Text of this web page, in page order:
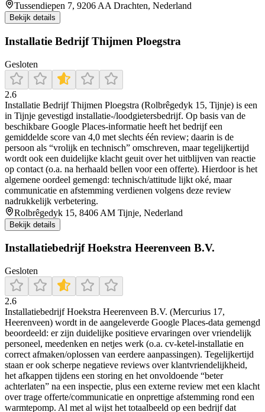
Tussendiepen 7, 9206 AA Drachten, Nederland
Bekijk details
Installatie Bedrijf Thijmen Ploegstra
Gesloten
2.6
Installatie Bedrijf Thijmen Ploegstra (Rolbrêgedyk 15, Tijnje) is een
in Tijnje gevestigd installatie-/loodgietersbedrijf. Op basis van de
beschikbare Google Places-informatie heeft het bedrijf een
gemiddelde score van 4,0 met slechts één review; daarin is de
persoon als “vrolijk en technisch” omschreven, maar tegelijkertijd
wordt ook een duidelijke klacht geuit over het uitblijven van reactie
op contact (o.a. na herhaald bellen voor een offerte). Hierdoor is het
algemene oordeel gemengd: technisch/attitude lijkt oké, maar
communicatie en afstemming verdienen volgens deze review
nadrukkelijk verbetering.
Rolbrêgedyk 15, 8406 AM Tijnje, Nederland
Bekijk details
Installatiebedrijf Hoekstra Heerenveen B.V.
Gesloten
2.6
Installatiebedrijf Hoekstra Heerenveen B.V. (Mercurius 17,
Heerenveen) wordt in de aangeleverde Google Places-data gemengd
beoordeeld: er zijn duidelijke positieve ervaringen over vriendelijk
personeel, meedenken en netjes werk (o.a. cv-ketel-installatie en
correct afmaken/oplossen van eerdere aanpassingen). Tegelijkertijd
staan er ook scherpe negatieve reviews over klantvriendelijkheid,
het afkappen tijdens een storing en het onvoldoende “beter
achterlaten” na een inspectie, plus een externe review met een klacht
over trage offerte/communicatie en onprettige afstemming rond een
warmtepomp. Al met al wijst het totaalbeeld op een bedrijf dat